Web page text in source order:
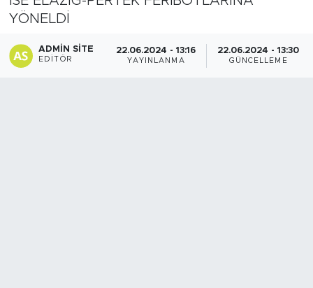
YÖNELDİ
ADMIN SITE
EDITÖR
22.06.2024 - 13:16
YAYINLANMA
22.06.2024 - 13:30
GÜNCELLEME